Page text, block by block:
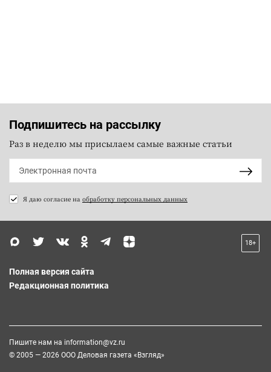
Подпишитесь на рассылку
Раз в неделю мы присылаем самые важные статьи
Я даю согласие на обработку персональных данных
18+
Полная версия сайта
Редакционная политика
Пишите нам на information@vz.ru
© 2005 — 2026 ООО Деловая газета «Взгляд»